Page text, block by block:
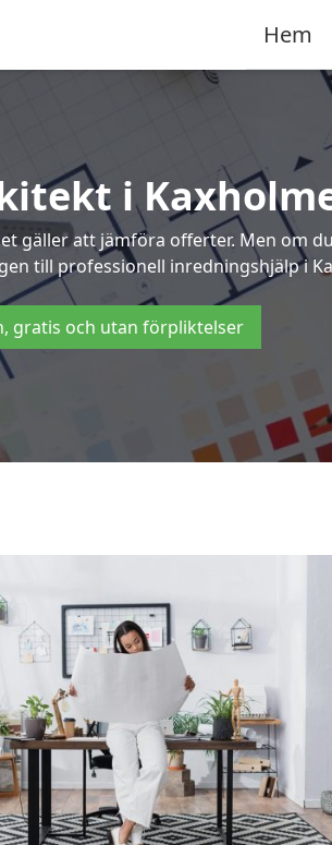
Hem
i
gäller att jämföra offerter. Men om
till professionell inredningshjälp i
gratis och utan förpliktelser